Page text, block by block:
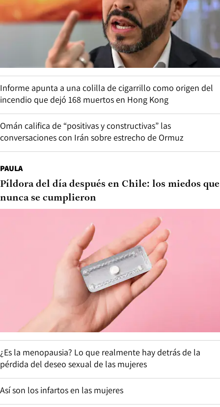
Informe apunta a una colilla de cigarrillo como origen del
incendio que dejó 168 muertos en Hong Kong
Omán califica de “positivas y constructivas” las
conversaciones con Irán sobre estrecho de Ormuz
PAULA
Píldora del día después en Chile: los miedos que
nunca se cumplieron
¿Es la menopausia? Lo que realmente hay detrás de la
pérdida del deseo sexual de las mujeres
Así son los infartos en las mujeres